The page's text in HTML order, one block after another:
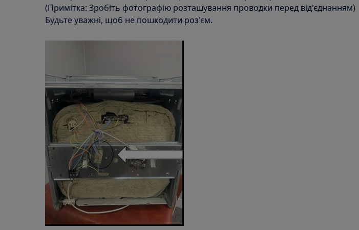
(Примітка: Зробіть фотографію розташування проводки перед від'єднанням)
Будьте уважні, щоб не пошкодити роз'єм.